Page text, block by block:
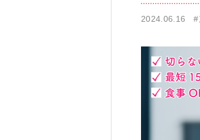
2024.06.16#